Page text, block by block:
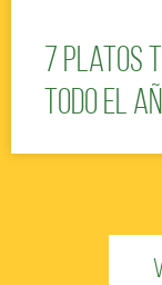
7 platos
todo el